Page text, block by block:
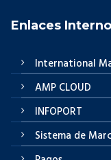
Enlaces
International
AMP CLOUD
INFOPORT
Sistema de